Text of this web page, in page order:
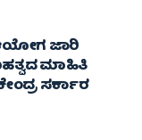
ಜಾರಿ
ಮಾಹಿತಿ
ಸರ್ಕಾರ